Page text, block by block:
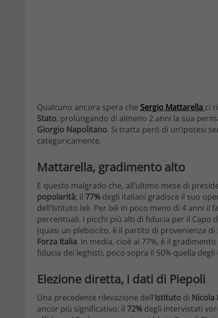
Qualcuno ancora spera che Sergio Mattarella ci
Stato, prolungando di almeno 2 anni la sua
Giorgio Napolitano. Si tratta però di un’ipotesi
categoricamente.
Mattarella, gradimento alto
E questo malgrado che, all’ultimo mese di
popolarità: il 77% degli italiani gradisce il suo
dell’Istituto Ixè. Per Ixè in poco meno di 4 anni
percentuali. I picchi più alti di fiducia per il Capo
(quasi un plebiscito, è il partito di provenienza
Forza Italia. In media, cioè al 77%, è il
fiducia dei leghisti, poco sopra il 50% quella
Elezione diretta, i dati di Piepoli
Una precedente rilevazione dell’Istituto di Nicola
ancor più significativo: il 72% degli intervistati